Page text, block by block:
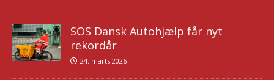
SOS Dansk Autohjælp får nyt
rekordår
24. marts 2026